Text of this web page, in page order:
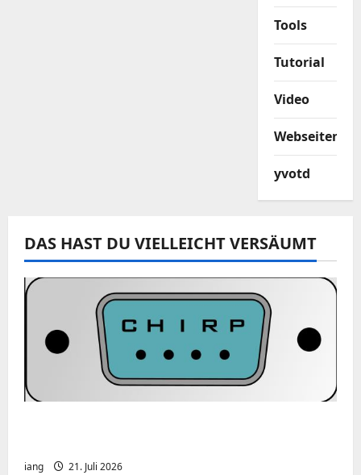
Tools
Tutorial
Video
Webseiten
yvotd
DAS HAST DU VIELLEICHT VERSÄUMT
iang 21. Juli 2026